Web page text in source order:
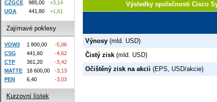
Výsledky společnosti Cisco
Výnosy (mld. USD)
Čistý zisk (mld. USD)
Očištěný zisk na akcii (EPS, USD/akcie)
CZGCE
985,00
+3,14
UQA
441,80 +1,61
Zajímavé poklesy
VOW3 1 800,00
-5,06
CSG
441,60
-4,62
CTP
361,20
-3,42
MATTE
18 600,00
-3,13
PEN
6,40 -3,03
Kurzovní lístek